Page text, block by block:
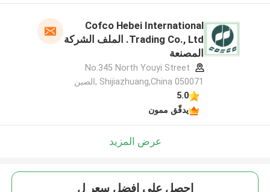
Cofco Hebei International
Trading Co., Ltd. الملف الشركة
المصنعة
No.345 North Youyi Street
Shijiazhuang,China 050071 ,الصين
5.0
يدقّق ممون
عرض المزيد
احصل على افضل سعر ل